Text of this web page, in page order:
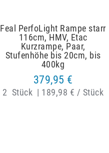
Feal PerfoLight Rampe starr
116cm, HMV, Etac
Kurzrampe, Paar,
Stufenhöhe bis 20cm, bis
400kg
379,95 €
2 Stück | 189,98 € / Stück